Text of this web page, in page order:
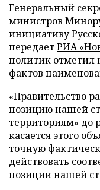
Генеральный
министров
инициативу
передаетРИА
политик отметил
фактов
«Правительство
позицию нашей
территориям» до
касается этого
точную
действовать
позиции нашей